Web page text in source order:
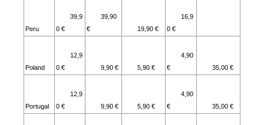
Peru
39,9
0 €
39,90
€
19,90 €
16,9
0 €
Poland
12,9
0 €
9,90 € 5,90 €
4,90
€
35,00 €
Portugal
12,9
0 €
9,90 € 5,90 €
4,90
€
35,00 €